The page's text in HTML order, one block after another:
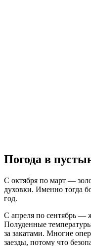
Погода в
С октября по март —
духовки. Именно тогда
год.
С апреля по сентябрь —
Полуденные
за закатами. Многие
заезды, потому что